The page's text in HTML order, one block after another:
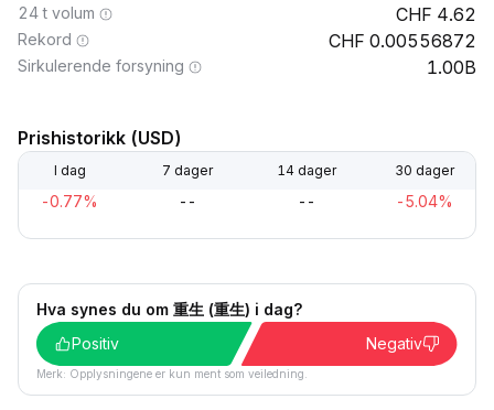
24 t volum 4.62
Rekord 0.00556872
Sirkulerende forsyning 1.00B
Prishistorikk (USD)
I dag 7 dager 14 dager 30 dager
-0.77% -- -- -5.04%
Hva synes du om 重生 (重生) i dag?
Positiv
Negativ
Merk: Opplysningene er kun ment som veiledning.